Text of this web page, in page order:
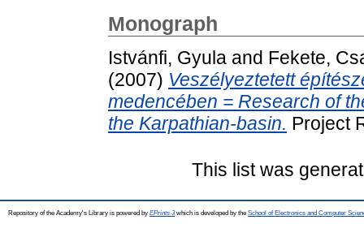
Monograph
Istvánfi, Gyula and Fekete,
(2007) Veszélyeztetett
medencében = Research of
the Karpathian-basin. Project
This list was
Repository of the Academy's Library is powered by EPrints 3which is developed by the School of Electronics and Computer